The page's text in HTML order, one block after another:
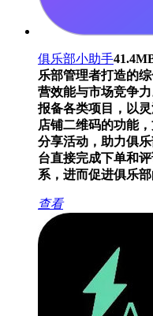
俱乐部小助手
乐部管理者打造的
营效能与市场竞争
报备各类项目，以
店铺二维码的功能
分享活动，助力俱
台直接完成下单和
系，进而促进俱乐部
查看